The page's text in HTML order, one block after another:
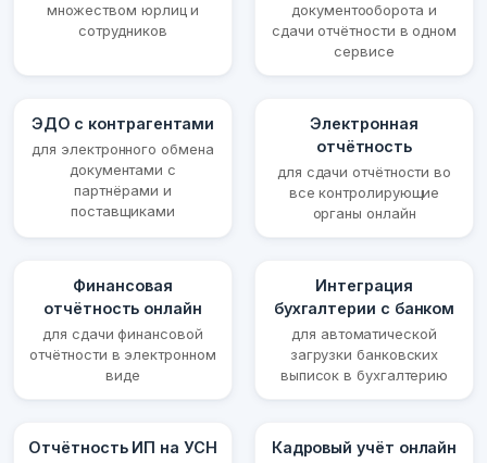
множеством юрлиц и
сотрудников
документооборота и
сдачи отчётности в одном
сервисе
ЭДО с контрагентами
для электронного обмена
документами с
партнёрами и
поставщиками
Электронная
отчётность
для сдачи отчётности во
все контролирующие
органы онлайн
Финансовая
отчётность онлайн
для сдачи финансовой
отчётности в электронном
виде
Интеграция
бухгалтерии с банком
для автоматической
загрузки банковских
выписок в бухгалтерию
Отчётность ИП на УСН Кадровый учёт онлайн